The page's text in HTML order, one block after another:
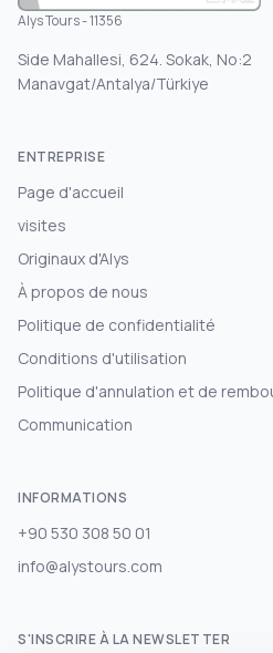
Alys Tours - 11356
Side Mahallesi, 624. Sokak, No:2
Manavgat/Antalya/Türkiye
ENTREPRISE
Page d'accueil
visites
Originaux d'Alys
À propos de nous
Politique de confidentialité
Conditions d'utilisation
Politique d'annulation et de
Communication
INFORMATIONS
+90 530 308 50 01
info@alystours.com
S'INSCRIRE À LA NEWSLETTER